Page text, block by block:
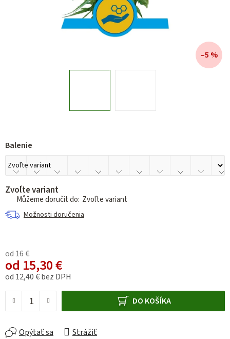
Balenie
Zvoľte variant
Zvoľte variant
Možnosti doručenia
od 16 €
od 15,30 €
od 12,40 €bez DPH
DO KOŠÍKA
Opýtať sa Strážiť
–5 %